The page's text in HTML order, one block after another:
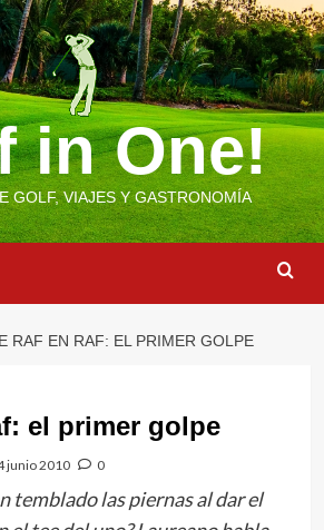
in One!
GOLF, VIAJES Y GASTRONOMÍA
RAF EN RAF: EL PRIMER GOLPE
el primer golpe
junio 2010 0
temblado las piernas al dar el